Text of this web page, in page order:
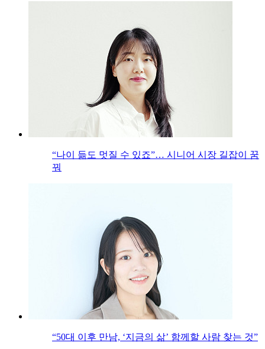
“나이 듦도 멋질 수 있죠”… 시니어 시장 길잡이 꿈
꿔
“50대 이후 만남, ‘지금의 삶’ 함께할 사람 찾는 것”